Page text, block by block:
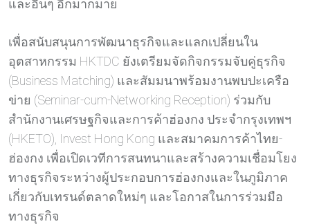
และอื่นๆ อีกมากมาย
เพื่อสนับสนุนการพัฒนาธุรกิจและแลกเปลี่ยนใน
อุตสาหกรรม HKTDC ยังเตรียมจัดกิจกรรมจับคู่ธุรกิจ
(Business Matching) และสัมมนาพร้อมงานพบปะเครือ
ข่าย (Seminar-cum-Networking Reception) ร่วมกับ
สำนักงานเศรษฐกิจและการค้าฮ่องกง ประจำกรุงเทพฯ
(HKETO), Invest Hong Kong และสมาคมการค้าไทย-
ฮ่องกง เพื่อเปิดเวทีการสนทนาและสร้างความเชื่อมโยง
ทางธุรกิจระหว่างผู้ประกอบการฮ่องกงและในภูมิภาค
เกี่ยวกับเทรนด์ตลาดใหม่ๆ และโอกาสในการร่วมมือ
ทางธุรกิจ